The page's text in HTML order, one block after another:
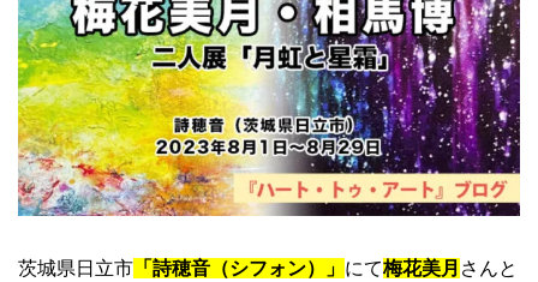
茨城県日立市 「詩穂音（シフォン）」 にて梅花美月 さんと